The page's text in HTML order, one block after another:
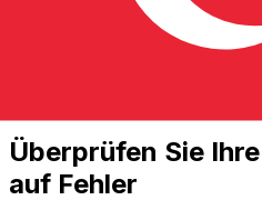
Überprüfen Sie
auf Fehler